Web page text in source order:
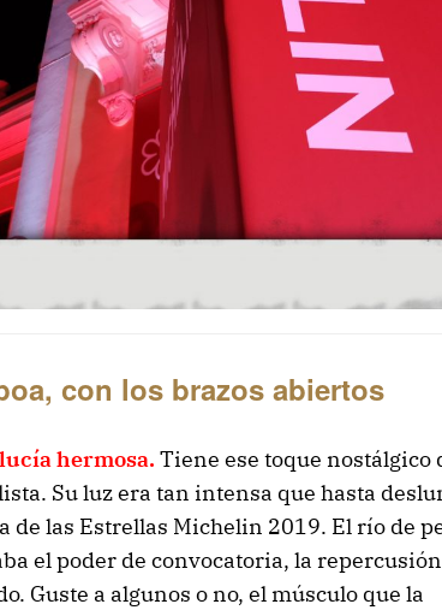
con los brazos abiertos
hermosa. Tiene ese toque nostálgico
Su luz era tan intensa que hasta
de las Estrellas Michelin 2019. El río de
el poder de convocatoria, la
Guste a algunos o no, el músculo que la